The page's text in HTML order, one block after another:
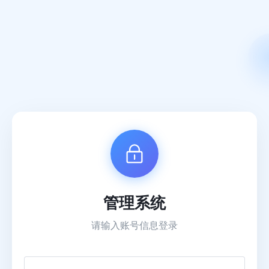
管理系统
请输入账号信息登录